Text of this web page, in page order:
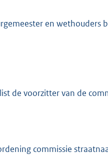
en wethouders
de voorzitter van de
commissie